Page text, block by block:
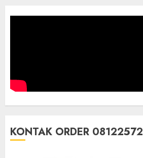
KONTAK ORDER